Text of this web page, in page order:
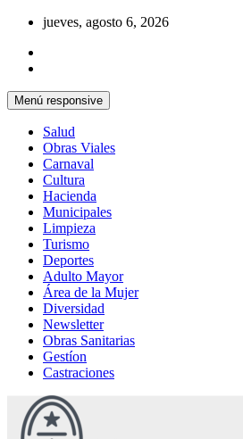
Saltar
contenido
jueves, agosto 6, 2026
Menú responsive
Salud
Obras Viales
Carnaval
Cultura
Hacienda
Municipales
Limpieza
Turismo
Deportes
Adulto Mayor
Área de la Mujer
Diversidad
Newsletter
Obras Sanitarias
Gestíon
Castraciones